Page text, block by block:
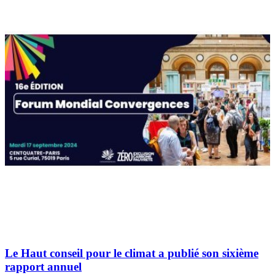
Le Haut conseil pour le climat a publié son sixième
rapport annuel